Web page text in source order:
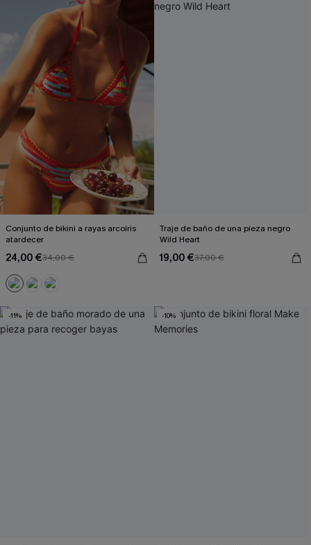
Conjunto de bikini a rayas arcoíris
atardecer
24,00 €34,00 €
Traje de baño de una pieza negro
Wild Heart
19,00 €37,00 €
-11% -10%